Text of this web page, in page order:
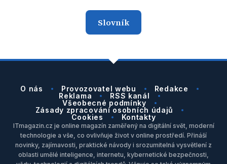
Slovník
O nás Provozovatel webu
Redakce
Reklama
RSS kanál
Všeobecné podmínky
Zásady zpracování osobních údajů
Cookies
Kontakty
ITmagazin.cz je online magazín zaměřený na digitální svět, moderní
technologie a vše, co ovlivňuje život v online prostředí. Přináší
novinky, zajímavosti, praktické návody i srozumitelná vysvětlení z
oblasti umělé inteligence, internetu, kybernetické bezpečnosti,